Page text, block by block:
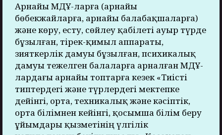
Арнайы МДҰ-ларға (арнайы
бөбекжайларға, арнайы балабақшаларға)
және көру, есту, сөйлеу қабілеті ауыр түрде
бұзылған, тірек-қимыл аппараты,
зияткерлік дамуы бұзылған, психикалық
дамуы тежелген балаларға арналған МДҰ-
лардағы арнайы топтарға кезек «Тиісті
типтердегі және түрлердегі мектепке
дейінгі, орта, техникалық және кәсіптік,
орта білімнен кейінгі, қосымша білім беру
ұйымдары қызметінің үлгілік